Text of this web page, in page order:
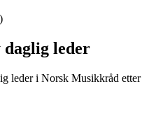
leder
leder i Norsk Musikkråd etter